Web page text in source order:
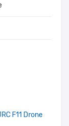
F11 Drone